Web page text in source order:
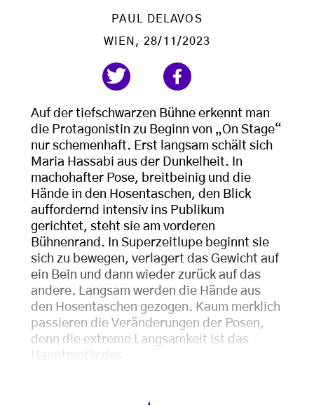
PAUL DELAVOS
WIEN , 28/11/2023
Auf der tiefschwarzen Bühne erkennt man
die Protagonistin zu Beginn von „On Stage“
nur schemenhaft. Erst langsam schält sich
Maria Hassabi aus der Dunkelheit. In
machohafter Pose, breitbeinig und die
Hände in den Hosentaschen, den Blick
auffordernd intensiv ins Publikum
gerichtet, steht sie am vorderen
Bühnenrand. In Superzeitlupe beginnt sie
sich zu bewegen, verlagert das Gewicht auf
ein Bein und dann wieder zurück auf das
andere. Langsam werden die Hände aus
den Hosentaschen gezogen. Kaum merklich
passieren die Veränderungen der Posen,
denn die extreme Langsamkeit ist das
Hauptmotiv des